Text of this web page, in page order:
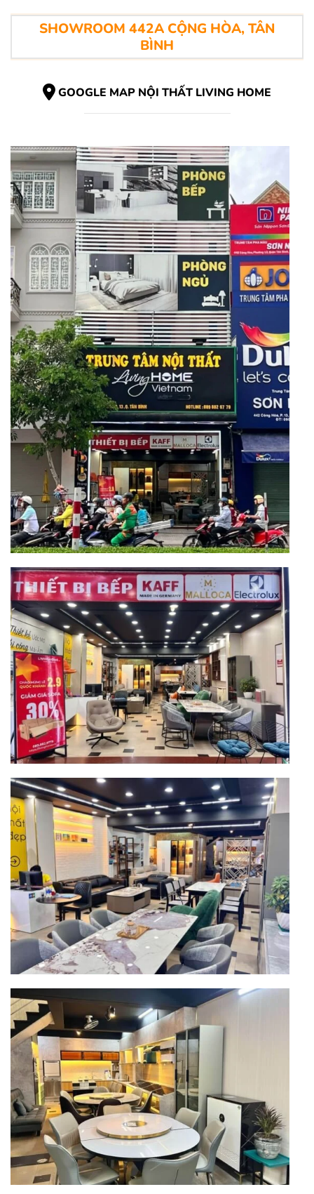
SHOWROOM 442A CỘNG HÒA, TÂN
BÌNH
GOOGLE MAP NỘI THẤT LIVING HOME